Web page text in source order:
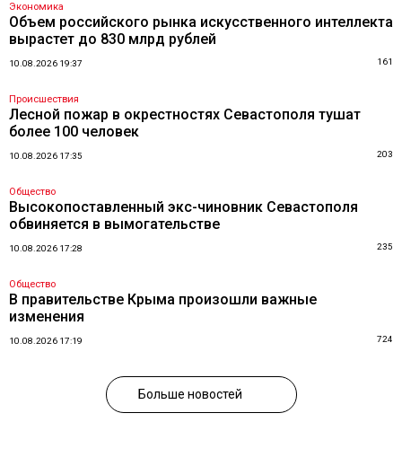
Экономика
Объем российского рынка искусственного интеллекта
вырастет до 830 млрд рублей
10.08.2026 19:37 161
Происшествия
Лесной пожар в окрестностях Севастополя тушат
более 100 человек
10.08.2026 17:35 203
Общество
Высокопоставленный экс-чиновник Севастополя
обвиняется в вымогательстве
10.08.2026 17:28 235
Общество
В правительстве Крыма произошли важные
изменения
10.08.2026 17:19 724
Больше новостей